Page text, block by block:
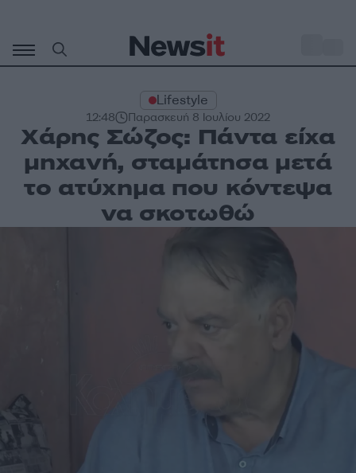
περιεχόμενο
Lifestyle
12:48 Παρασκευή 8 Ιουλίου 2022
Χάρης Σώζος: Πάντα είχα
μηχανή, σταμάτησα μετά
το ατύχημα που κόντεψα
να σκοτωθώ